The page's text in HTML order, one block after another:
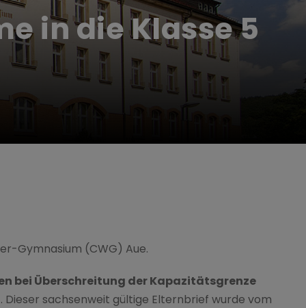
in die Klasse 5
Gymnasium (CWG) Aue.
bei Überschreitung der Kapazitätsgrenze
Dieser sachsenweit gültige Elternbrief wurde vom